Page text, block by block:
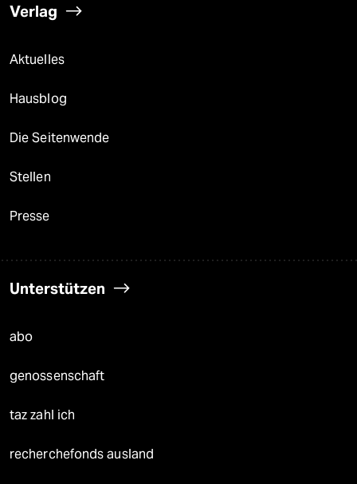
Verlag
Aktuelles
Hausblog
Die Seitenwende
Stellen
Presse
Unterstützen
abo
genossenschaft
taz zahl ich
recherchefonds ausland